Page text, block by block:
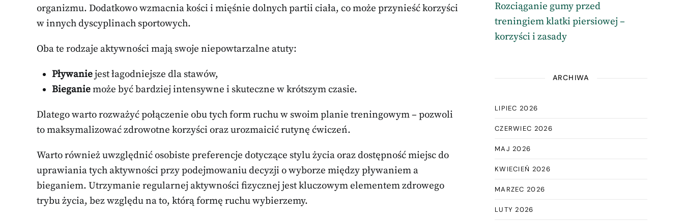
organizmu. Dodatkowo wzmacnia kości i mięśnie dolnych partii ciała, co może przynieść korzyści
w innych dyscyplinach sportowych.
Oba te rodzaje aktywności mają swoje niepowtarzalne atuty:
Pływaniejest łagodniejsze dla stawów,
Bieganiemoże być bardziej intensywne i skuteczne w krótszym czasie.
Dlatego warto rozważyć połączenie obu tych form ruchu w swoim planie treningowym – pozwoli
to maksymalizować zdrowotne korzyści oraz urozmaicić rutynę ćwiczeń.
Warto również uwzględnić osobiste preferencje dotyczące stylu życia oraz dostępność miejsc do
uprawiania tych aktywności przy podejmowaniu decyzji o wyborze między pływaniem a
bieganiem. Utrzymanie regularnej aktywności fizycznej jest kluczowym elementem zdrowego
trybu życia, bez względu na to, którą formę ruchu wybierzemy.
Rozciąganie gumy przed
treningiem klatki piersiowej –
korzyści i zasady
ARCHIWA
LIPIEC 2026
CZERWIEC 2026
MAJ 2026
KWIECIEŃ 2026
MARZEC 2026
LUTY 2026